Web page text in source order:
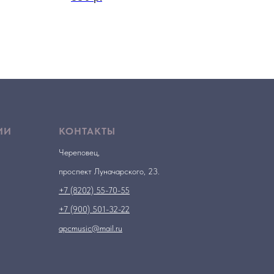
КОНТАКТЫ
Череповец,
проспект Луначарского, 23.
+7 (8202) 55-70-55
+7 (900) 501-32-22
apcmusic@mail.ru